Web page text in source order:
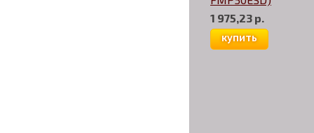
1 975,23 р.
купить